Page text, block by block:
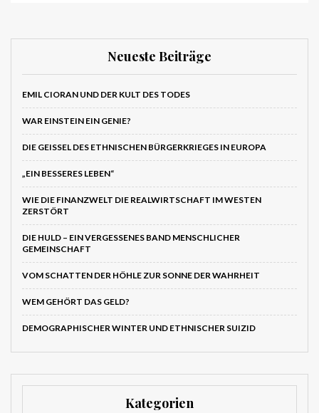
Neueste Beiträge
EMIL CIORAN UND DER KULT DES TODES
WAR EINSTEIN EIN GENIE?
DIE GEISSEL DES ETHNISCHEN BÜRGERKRIEGES IN EUROPA
„EIN BESSERES LEBEN“
WIE DIE FINANZWELT DIE REALWIRTSCHAFT IM WESTEN
ZERSTÖRT
DIE HULD – EIN VERGESSENES BAND MENSCHLICHER
GEMEINSCHAFT
VOM SCHATTEN DER HÖHLE ZUR SONNE DER WAHRHEIT
WEM GEHÖRT DAS GELD?
DEMOGRAPHISCHER WINTER UND ETHNISCHER SUIZID
Kategorien